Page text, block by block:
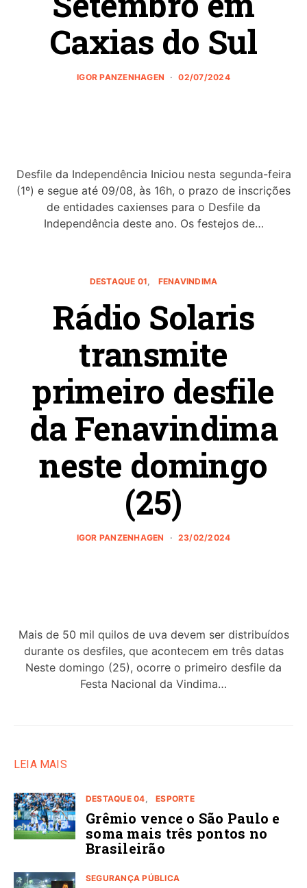
Caxias do Sul
IGOR PANZENHAGEN 02/07/2024
Desfile da Independência Iniciou nesta segunda-feira
(1º) e segue até 09/08, às 16h, o prazo de inscrições
de entidades caxienses para o Desfile da
Independência deste ano. Os festejos de…
DESTAQUE 01 FENAVINDIMA
Rádio Solaris
transmite
primeiro desfile
da Fenavindima
neste domingo
(25)
IGOR PANZENHAGEN 23/02/2024
Mais de 50 mil quilos de uva devem ser distribuídos
durante os desfiles, que acontecem em três datas
Neste domingo (25), ocorre o primeiro desfile da
Festa Nacional da Vindima…
LEIA MAIS
DESTAQUE 04 ESPORTE
Grêmio vence o São Paulo e
soma mais três pontos no
Brasileirão
SEGURANÇA PÚBLICA